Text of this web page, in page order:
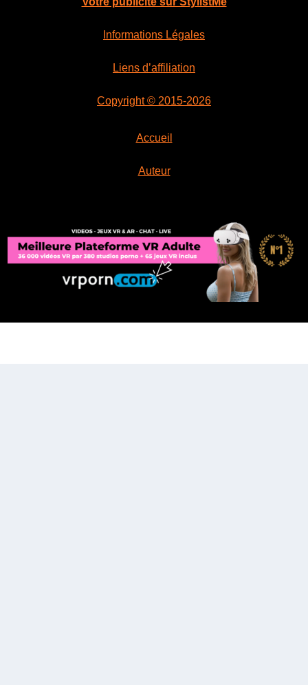
Informations Légales
Liens d’affiliation
Copyright © 2015-2026
Accueil
Auteur